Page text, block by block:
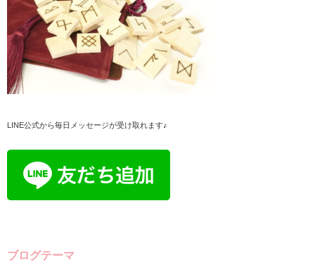
LINE公式から毎日メッセージが受け取れます♪
ブログテーマ